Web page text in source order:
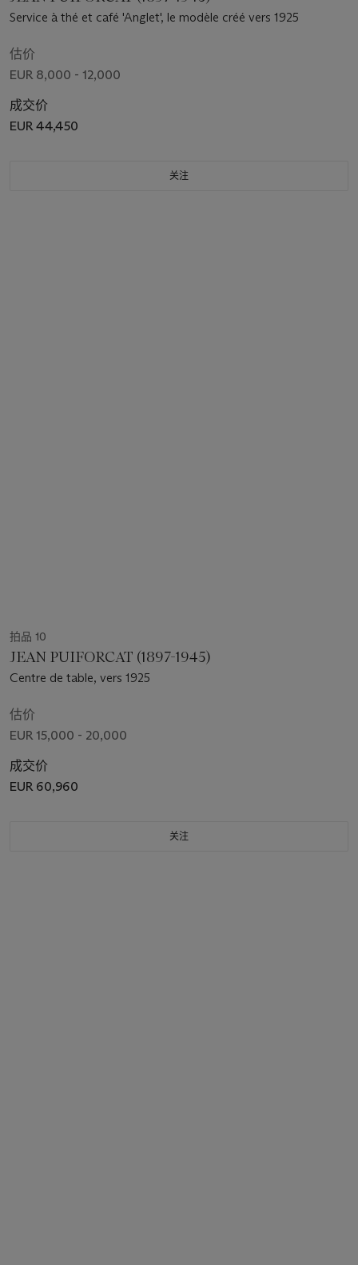
Service à thé et café 'Anglet', le modèle créé vers 1925
估价
EUR 8,000 - 12,000
成交价
EUR 44,450
关注
拍品 10
JEAN PUIFORCAT (1897-1945)
Centre de table, vers 1925
估价
EUR 15,000 - 20,000
成交价
EUR 60,960
关注